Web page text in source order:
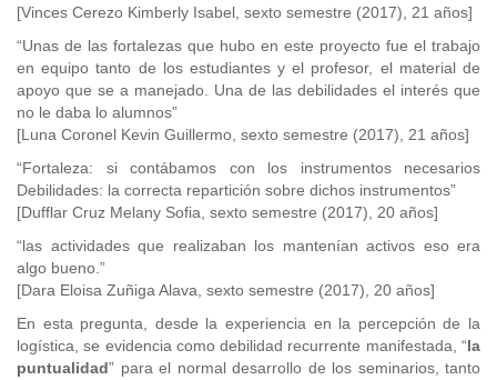
[Vinces Cerezo Kimberly Isabel, sexto semestre (2017), 21 años]
“Unas de las fortalezas que hubo en este proyecto fue el trabajo
en equipo tanto de los estudiantes y el profesor, el material de
apoyo que se a manejado. Una de las debilidades el interés que
no le daba lo alumnos”
[Luna Coronel Kevin Guillermo, sexto semestre (2017), 21 años]
“Fortaleza: si contábamos con los instrumentos necesarios
Debilidades: la correcta repartición sobre dichos instrumentos”
[Dufflar Cruz Melany Sofia, sexto semestre (2017), 20 años]
“las actividades que realizaban los mantenían activos eso era
algo bueno.”
[Dara Eloisa Zuñiga Alava, sexto semestre (2017), 20 años]
En esta pregunta, desde la experiencia en la percepción de la
logística, se evidencia como debilidad recurrente manifestada, “la
puntualidad” para el normal desarrollo de los seminarios, tanto